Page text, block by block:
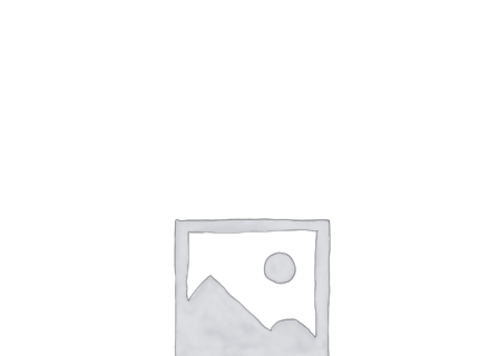
SHTOJE NË SHPORTË